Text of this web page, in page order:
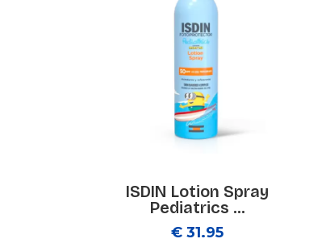
ISDIN Lotion Spray
Pediatrics ...
€ 31.95